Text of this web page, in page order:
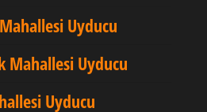
Uyducu
Mahallesi Uyducu
Uyducu